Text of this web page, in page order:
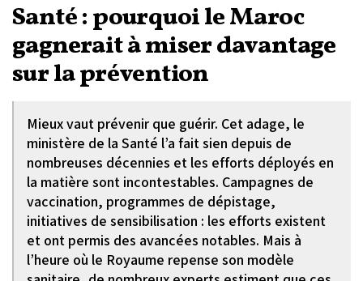
Santé : pourquoi le Maroc
gagnerait à miser davantage
sur la prévention
Mieux vaut prévenir que guérir. Cet adage, le
ministère de la Santé l’a fait sien depuis de
nombreuses décennies et les efforts déployés en
la matière sont incontestables. Campagnes de
vaccination, programmes de dépistage,
initiatives de sensibilisation : les efforts existent
et ont permis des avancées notables. Mais à
l’heure où le Royaume repense son modèle